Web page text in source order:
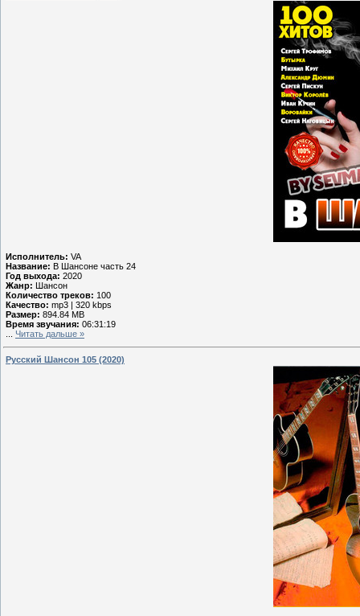
Исполнитель: VA
Название: В Шансоне часть 24
Год выхода: 2020
Жанр: Шансон
Количество треков: 100
Качество: mp3 | 320 kbps
Размер: 894.84 MB
Время звучания: 06:31:19
Читать дальше »
Русский Шансон 105 (2020)